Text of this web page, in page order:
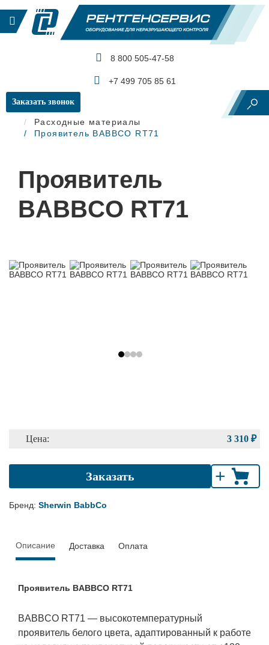
8 800 505-47-58
+7 499 705 85 61
Заказать звонок
Главная
Капиллярный контроль
Расходные материалы
Проявитель BABBCO RT71
Проявитель
BABBCO RT71
3 310 ₽
Цена:
Заказать +
Бренд: Sherwin BabbCo
Описание Доставка Оплата
Проявитель BABBCO RT71
BABBCO RT71 — высокотемпературный
проявитель белого цвета, адаптированный к работе